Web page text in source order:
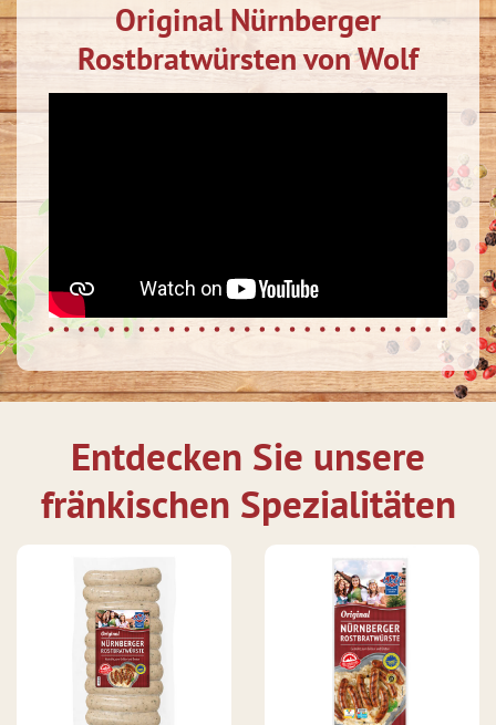
Original Nürnberger
Rostbratwürsten von Wolf
Entdecken Sie unsere
fränkischen Spezialitäten